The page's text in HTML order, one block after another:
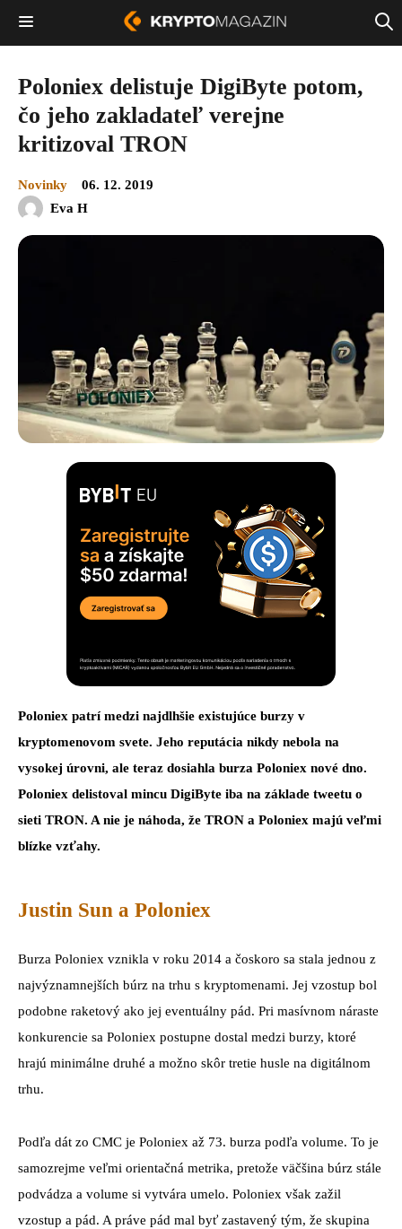
Poloniex delistuje DigiByte potom,
čo jeho zakladateľ verejne
kritizoval TRON
Novinky
06. 12. 2019
Eva H
Poloniex patrí medzi najdlhšie existujúce burzy v
kryptomenovom svete. Jeho reputácia nikdy nebola na
vysokej úrovni, ale teraz dosiahla burza Poloniex nové dno.
Poloniex delistoval mincu DigiByte iba na základe tweetu o
sieti TRON. A nie je náhoda, že TRON a Poloniex majú veľmi
blízke vzťahy.
Justin Sun a Poloniex
Burza Poloniex vznikla v roku 2014 a čoskoro sa stala jednou z
najvýznamnejších búrz na trhu s kryptomenami. Jej vzostup bol
podobne raketový ako jej eventuálny pád. Pri masívnom náraste
konkurencie sa Poloniex postupne dostal medzi burzy, ktoré
hrajú minimálne druhé a možno skôr tretie husle na digitálnom
trhu.
Podľa dát zo CMC je Poloniex až 73. burza podľa volume. To je
samozrejme veľmi orientačná metrika, pretože väčšina búrz stále
podvádza a volume si vytvára umelo. Poloniex však zažil
vzostup a pád. A práve pád mal byť zastavený tým, že skupina